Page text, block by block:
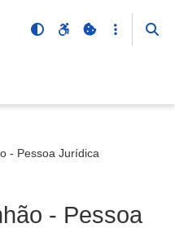
- Pessoa Jurídica
- Pessoa